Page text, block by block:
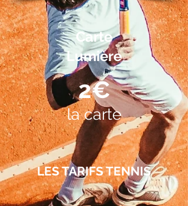
Carte
Lumière
2€
la carte
LES TARIFS TENNIS